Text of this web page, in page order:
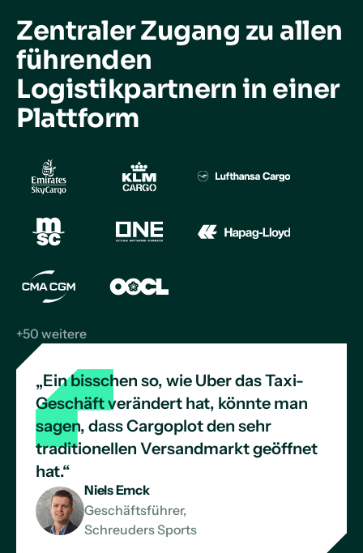
Zentraler Zugang zu allen
führenden
Logistikpartnern in einer
Plattform
+50 weitere
„Ein bisschen so, wie Uber das Taxi-
Geschäft verändert hat, könnte man
sagen, dass Cargoplot den sehr
traditionellen Versandmarkt geöffnet
hat.“
Niels Emck
Geschäftsführer,
Schreuders Sports